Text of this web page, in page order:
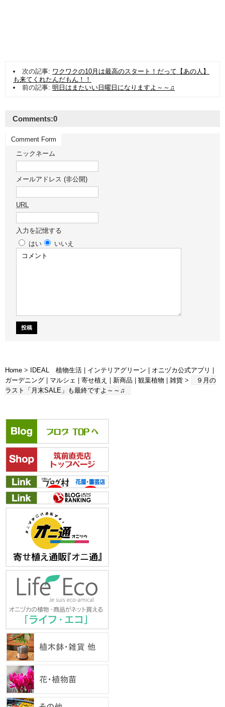
次の記事: ワクワクの10月は最高のスタート！だって【あの人】
も来てくれたんだもん！！
前の記事: 明日はまたいい日曜日になりますよ～～♫
Comments:0
Comment Form
ニックネーム
メールアドレス (非公開)
URL
入力を記憶する
はい
いいえ
Home > IDEAL 植物生活 インテリアグリーン オニヅカ公式アプリ
ガーデニング
マルシェ 寄せ植え 新商品 観葉植物 雑貨 >
９月の
ラスト「月末SALE」も最終ですよ～～♫